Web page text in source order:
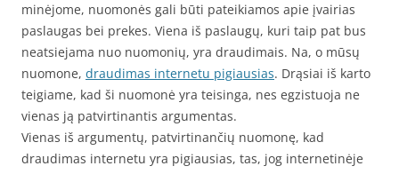
minėjome, nuomonės gali būti pateikiamos apie įvairias
paslaugas bei prekes. Viena iš paslaugų, kuri taip pat bus
neatsiejama nuo nuomonių, yra draudimais. Na, o mūsų
nuomone, draudimas internetu pigiausias. Drąsiai iš karto
teigiame, kad ši nuomonė yra teisinga, nes egzistuoja ne
vienas ją patvirtinantis argumentas.
Vienas iš argumentų, patvirtinančių nuomonę, kad
draudimas internetu yra pigiausias, tas, jog internetinėje